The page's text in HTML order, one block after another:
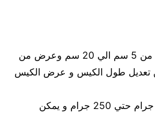
حجم الكيس طول الكيس من 5 سم الي 20 سم وعرض من
و يمكن تعديل طول الكيس و عرض الكيس
كمية المواد المعبأه من 5 جرام حتي 250 جرام و يمكن